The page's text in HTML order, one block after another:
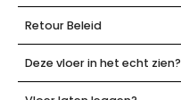
Retour Beleid
Deze vloer in het echt zien?